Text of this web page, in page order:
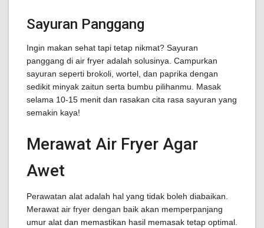
Sayuran Panggang
Ingin makan sehat tapi tetap nikmat? Sayuran
panggang di air fryer adalah solusinya. Campurkan
sayuran seperti brokoli, wortel, dan paprika dengan
sedikit minyak zaitun serta bumbu pilihanmu. Masak
selama 10-15 menit dan rasakan cita rasa sayuran yang
semakin kaya!
Merawat Air Fryer Agar
Awet
Perawatan alat adalah hal yang tidak boleh diabaikan.
Merawat air fryer dengan baik akan memperpanjang
umur alat dan memastikan hasil memasak tetap optimal.